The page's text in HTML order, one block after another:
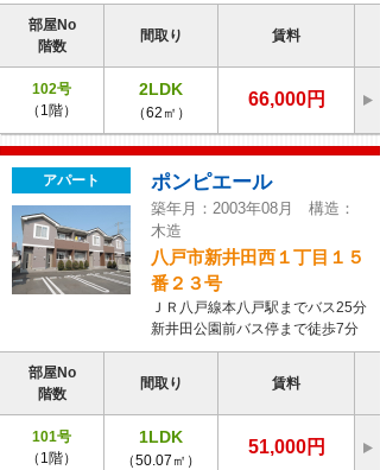
部屋No
階数
間取り 賃料
102号
（1階）
2LDK
（62㎡）
66,000円
アパート ポンピエール
築年月：2003年08月 構造：
木造
八戸市新井田西１丁目１５
番２３号
ＪＲ八戸線本八戸駅までバス25分
新井田公園前バス停まで徒歩7分
部屋No
階数
間取り 賃料
101号
（1階）
1LDK
（50.07㎡）
51,000円